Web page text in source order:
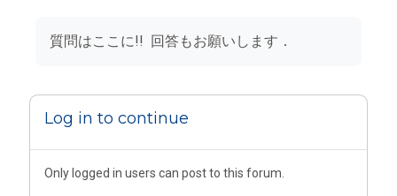
質問はここに!! 回答もお願いします．
Log in to continue
Only logged in users can post to this forum.